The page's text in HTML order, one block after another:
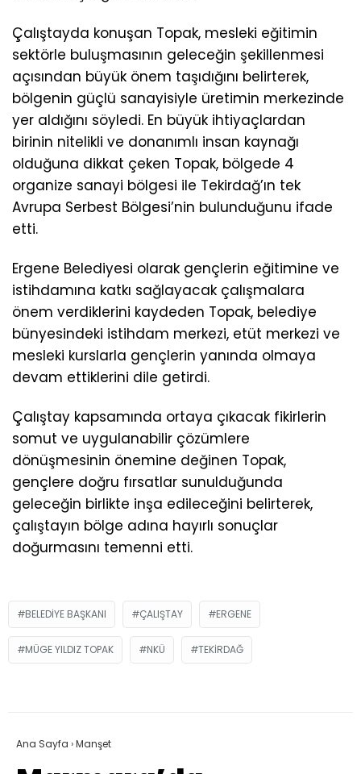
Çalıştayda konuşan Topak, mesleki eğitimin
sektörle buluşmasının geleceğin şekillenmesi
açısından büyük önem taşıdığını belirterek,
bölgenin güçlü sanayisiyle üretimin merkezinde
yer aldığını söyledi. En büyük ihtiyaçlardan
birinin nitelikli ve donanımlı insan kaynağı
olduğuna dikkat çeken Topak, bölgede 4
organize sanayi bölgesi ile Tekirdağ’ın tek
Avrupa Serbest Bölgesi’nin bulunduğunu ifade
etti.
Ergene Belediyesi olarak gençlerin eğitimine ve
istihdamına katkı sağlayacak çalışmalara
önem verdiklerini kaydeden Topak, belediye
bünyesindeki istihdam merkezi, etüt merkezi ve
mesleki kurslarla gençlerin yanında olmaya
devam ettiklerini dile getirdi.
Çalıştay kapsamında ortaya çıkacak fikirlerin
somut ve uygulanabilir çözümlere
dönüşmesinin önemine değinen Topak,
gençlere doğru fırsatlar sunulduğunda
geleceğin birlikte inşa edileceğini belirterek,
çalıştayın bölge adına hayırlı sonuçlar
doğurmasını temenni etti.
BELEDIYE BAŞKANI ÇALIŞTAY ERGENE
MÜGE YILDIZ TOPAK NKÜ TEKIRDAĞ
Ana Sayfa ›Manşet